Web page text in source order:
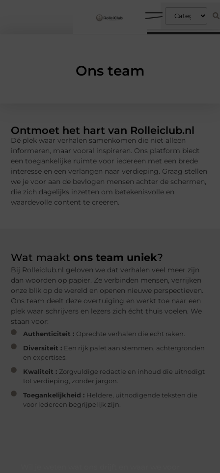
Ons team
Ontmoet het hart van Rolleiclub.nl
Dé plek waar verhalen samenkomen die niet alleen
informeren, maar vooral inspireren. Ons platform biedt
een toegankelijke ruimte voor iedereen met een brede
interesse en een verlangen naar verdieping. Graag stellen
we je voor aan de bevlogen mensen achter de schermen,
die zich dagelijks inzetten om betekenisvolle en
waardevolle content te creëren.
Wat maakt ons team uniek?
Bij Rolleiclub.nl geloven we dat verhalen veel meer zijn
dan woorden op papier. Ze verbinden mensen, verrijken
onze blik op de wereld en openen nieuwe perspectieven.
Ons team deelt deze overtuiging en werkt toe naar een
plek waar schrijvers en lezers zich écht thuis voelen. We
staan voor:
Authenticiteit : Oprechte verhalen die echt raken.
Diversiteit : Een rijk palet aan stemmen, achtergronden
en expertises.
Kwaliteit : Zorgvuldige redactie en inhoud die uitnodigt
tot verdieping, zonder jargon.
Toegankelijkheid : Heldere, uitnodigende teksten die
voor iedereen begrijpelijk zijn.